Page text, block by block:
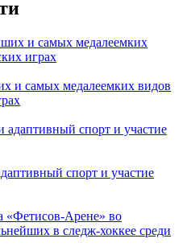
и самых медалеемких видов
спорт и участие